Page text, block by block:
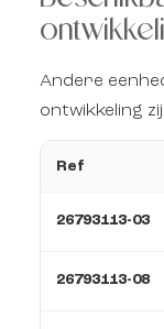
Andere
ontwikkeling
Ref
26793113-03
26793113-08